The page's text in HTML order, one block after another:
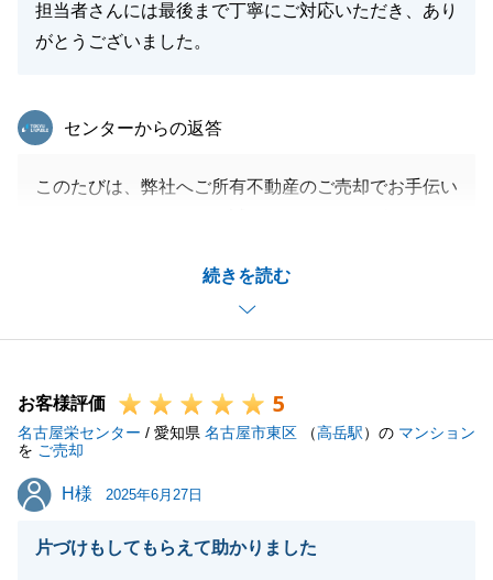
担当者さんには最後まで丁寧にご対応いただき、あり
がとうございました。
続きを読む
東急リバブル
センターからの返答
このたびは、弊社へご所有不動産のご売却でお手伝い
スムーズにご売却できたのは良かったのですが、遠方
でお顔合わせもできないままお取引が完了したため、
少し寂しいところもありました。
ち寄りいただきたいですし、今後も不動産のお困りご
とが身の回りにございましたら、どうぞお気軽にお問
い合わせください。
閉じる
お客様評価 5
名古屋栄センター / 愛知県 名古屋市東区 （高岳駅）の マンション
を ご売却
H様
H様 2025年6月27日
片づけもしてもらえて助かりました